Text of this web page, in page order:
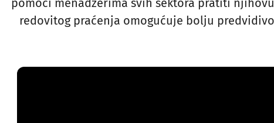
pomoći menadžerima svih sektora pratiti
redovitog praćenja omogućuje bolju